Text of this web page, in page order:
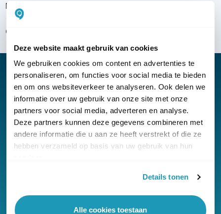
Deze website maakt gebruik van cookies
We gebruiken cookies om content en advertenties te
personaliseren, om functies voor social media te bieden
en om ons websiteverkeer te analyseren. Ook delen we
informatie over uw gebruik van onze site met onze
partners voor social media, adverteren en analyse.
Deze partners kunnen deze gegevens combineren met
andere informatie die u aan ze heeft verstrekt of die ze
hebben verzameld op basis van uw gebruik van hun
Details tonen
Alle cookies toestaan
Bezorgen & installeren
Over KommaGo
© Copyright KommaGo
Nieuwsbrief
Klantenservice